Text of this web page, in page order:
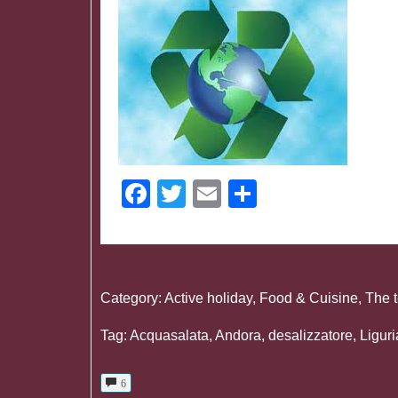
Facebook
TwitterEmail
Category: Active holiday, Food & Cuisine, The
Tag: Acquasalata, Andora, desalizzatore,
6